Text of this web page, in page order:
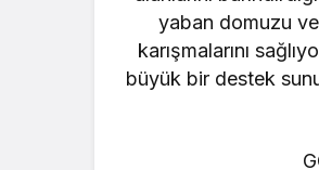
yaban domuzu
karışmalarını
büyük bir destek